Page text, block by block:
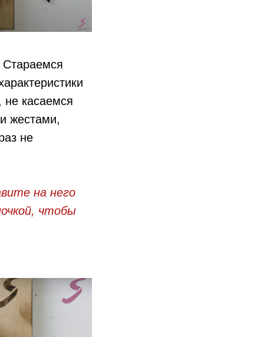
не касаемся
жестами,
не
на него
чтобы